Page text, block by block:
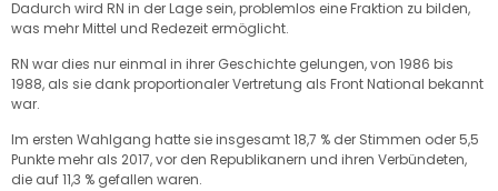
Dadurch wird RN in der Lage sein, problemlos eine Fraktion zu bilden,
was mehr Mittel und Redezeit ermöglicht.
RN war dies nur einmal in ihrer Geschichte gelungen, von 1986 bis
1988, als sie dank proportionaler Vertretung als Front National bekannt
war.
Im ersten Wahlgang hatte sie insgesamt 18,7 % der Stimmen oder 5,5
Punkte mehr als 2017, vor den Republikanern und ihren Verbündeten,
die auf 11,3 % gefallen waren.